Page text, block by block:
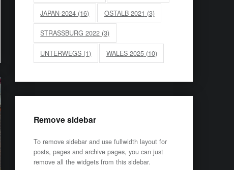
JAPAN-2024 (16) OSTALB 2021 (3)
STRASSBURG 2022 (3)
UNTERWEGS (1) WALES 2025(10)
Remove sidebar
To remove sidebar and use fullwidth layout for
posts, pages and archive pages, you can just
remove all the widgets from this sidebar.